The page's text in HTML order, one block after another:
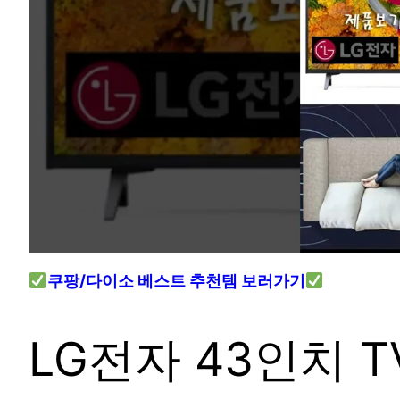
쿠팡/다이소 베스트 추천템 보러가기
LG전자 43인치